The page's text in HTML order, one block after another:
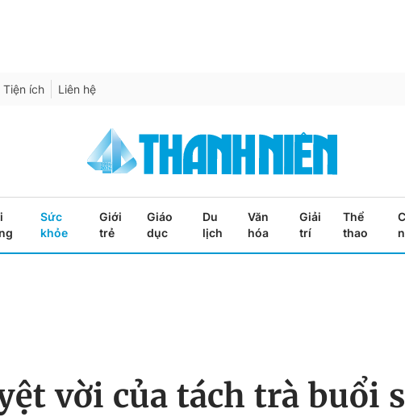
Tiện ích Liên hệ
Sức
khỏe
Giới
trẻ
Giáo
dục
Du
lịch
Văn
hóa
Giải
trí
Thể
thao
vời của tách trà buổi